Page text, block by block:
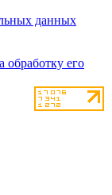
данных
обработку его